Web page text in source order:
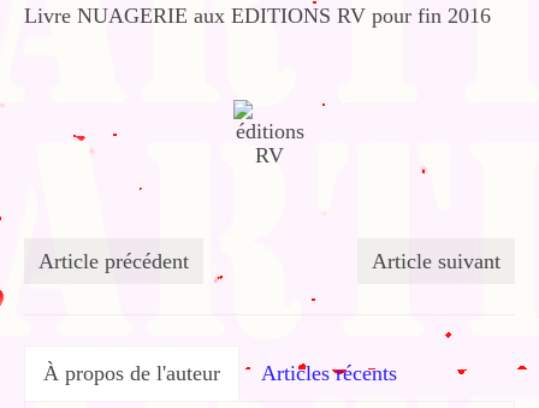
Livre NUAGERIE aux EDITIONS RV pour fin 2016
Article précédent Article suivant
À propos de l'auteur Articles récents